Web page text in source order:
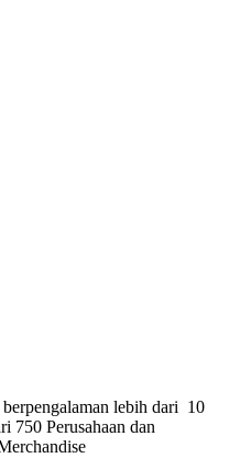
lebih dari 10
750 Perusahaan dan